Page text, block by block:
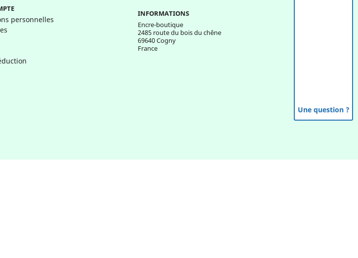
Une question ?
personnelles
INFORMATIONS
Encre-boutique
2485 route du bois du chêne
69640 Cogny
France